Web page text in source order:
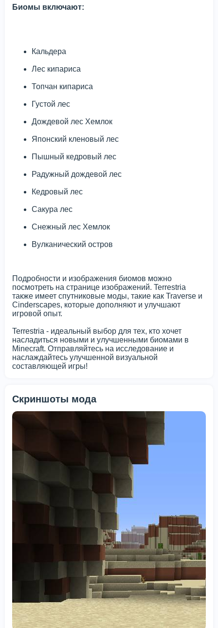
Биомы включают:
Кальдера
Лес кипариса
Топчан кипариса
Густой лес
Дождевой лес Хемлок
Японский кленовый лес
Пышный кедровый лес
Радужный дождевой лес
Кедровый лес
Сакура лес
Снежный лес Хемлок
Вулканический остров
Подробности и изображения биомов можно
посмотреть на странице изображений. Terrestria
также имеет спутниковые моды, такие как Traverse и
Cinderscapes, которые дополняют и улучшают
игровой опыт.
Terrestria - идеальный выбор для тех, кто хочет
насладиться новыми и улучшенными биомами в
Minecraft. Отправляйтесь на исследование и
наслаждайтесь улучшенной визуальной
составляющей игры!
Скриншоты мода